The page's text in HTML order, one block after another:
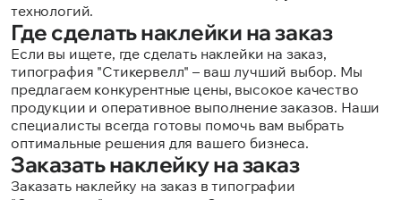
технологий.
Где сделать наклейки на заказ
Если вы ищете, где сделать наклейки на заказ,
типография "Стикервелл" – ваш лучший выбор. Мы
предлагаем конкурентные цены, высокое качество
продукции и оперативное выполнение заказов. Наши
специалисты всегда готовы помочь вам выбрать
оптимальные решения для вашего бизнеса.
Заказать наклейку на заказ
Заказать наклейку на заказ в типографии